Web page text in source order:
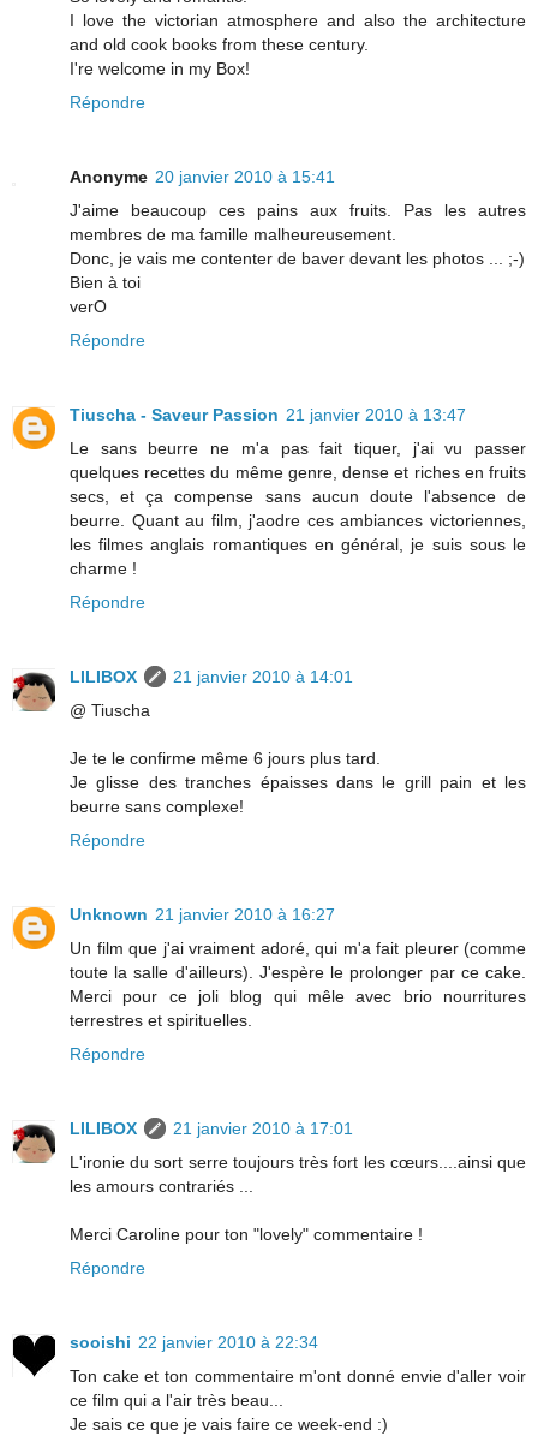
I love the victorian atmosphere and also the architecture
and old cook books from these century.
I're welcome in my Box!
Répondre
Anonyme 20 janvier 2010 à 15:41
J'aime beaucoup ces pains aux fruits. Pas les autres
membres de ma famille malheureusement.
Donc, je vais me contenter de baver devant les photos ... ;-)
Bien à toi
verO
Répondre
Tiuscha - Saveur Passion 21 janvier 2010 à 13:47
Le sans beurre ne m'a pas fait tiquer, j'ai vu passer
quelques recettes du même genre, dense et riches en fruits
secs, et ça compense sans aucun doute l'absence de
beurre. Quant au film, j'aodre ces ambiances victoriennes,
les filmes anglais romantiques en général, je suis sous le
charme !
Répondre
LILIBOX
21 janvier 2010 à 14:01
@ Tiuscha
Je te le confirme même 6 jours plus tard.
Je glisse des tranches épaisses dans le grill pain et les
beurre sans complexe!
Répondre
Unknown 21 janvier 2010 à 16:27
Un film que j'ai vraiment adoré, qui m'a fait pleurer (comme
toute la salle d'ailleurs). J'espère le prolonger par ce cake.
Merci pour ce joli blog qui mêle avec brio nourritures
terrestres et spirituelles.
Répondre
LILIBOX
21 janvier 2010 à 17:01
L'ironie du sort serre toujours très fort les cœurs....ainsi que
les amours contrariés ...
Merci Caroline pour ton "lovely" commentaire !
Répondre
sooishi 22 janvier 2010 à 22:34
Ton cake et ton commentaire m'ont donné envie d'aller voir
ce film qui a l'air très beau...
Je sais ce que je vais faire ce week-end :)